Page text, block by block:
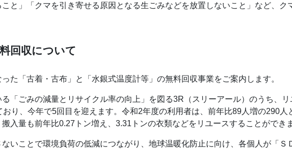
と」「クマを引き寄せる原因となる生ごみなどを放置しないこと」など、ク
回収について
た「古着・古布」と「水銀式温度計等」の無料回収事業をご案内します。
「ごみの減量とリサイクル率の向上」を図る3R（スリーアール）のうち、
り、今年で5回目を迎えます。令和2年度の利用者は、前年比89人増の290人
入量も前年比0.27トン増え、3.31トンの衣類などをリユースすることができ
いことで環境負荷の低減につながり、地球温暖化防止に向け、各個人が「Ｓ